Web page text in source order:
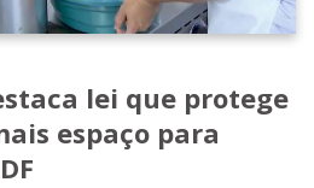
lei que protege
espaço para